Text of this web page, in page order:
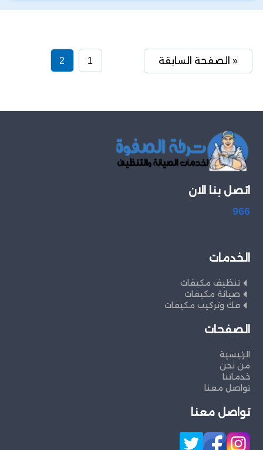
« الصفحة السابقة 1
2
اتصل بنا الان
966
الخدمات
تنظيف مكيفات
صيانة مكيفات
فك وتركيب مكيفات
الصفحات
الرئيسية
من نحن
خدماتنا
تواصل معنا
تواصل معنا